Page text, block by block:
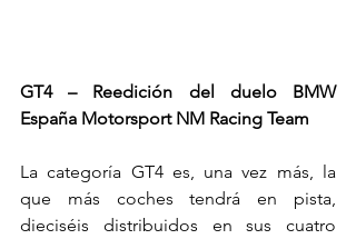
GT4 – Reedición del duelo BMW
España Motorsport NM Racing Team
La categoría GT4 es, una vez más, la
que más coches tendrá en pista,
dieciséis distribuidos en sus cuatro